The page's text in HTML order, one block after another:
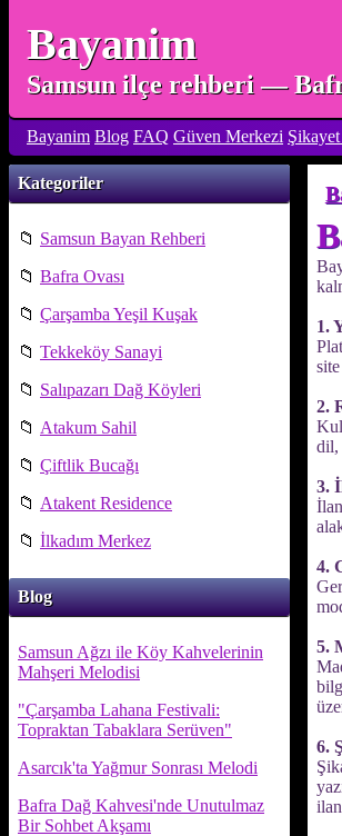
Bayanim
Samsun ilçe rehberi —
Bayanim Blog FAQ Güven Merkezi
Kategoriler
📁 Samsun Bayan Rehberi
📁 Bafra Ovası
📁 Çarşamba Yeşil Kuşak
📁 Tekkeköy Sanayi
📁 Salıpazarı Dağ Köyleri
📁 Atakum Sahil
📁 Çiftlik Bucağı
📁 Atakent Residence
📁 İlkadım Merkez
Blog
Samsun Ağzı ile Köy Kahvelerinin
Mahşeri Melodisi
"Çarşamba Lahana Festivali:
Topraktan Tabaklara Serüven"
Asarcık'ta Yağmur Sonrası Melodi
Bafra Dağ Kahvesi'nde Unutulmaz
Bir Sohbet Akşamı
1.
2.
dil,
3.
4.
5.
6.